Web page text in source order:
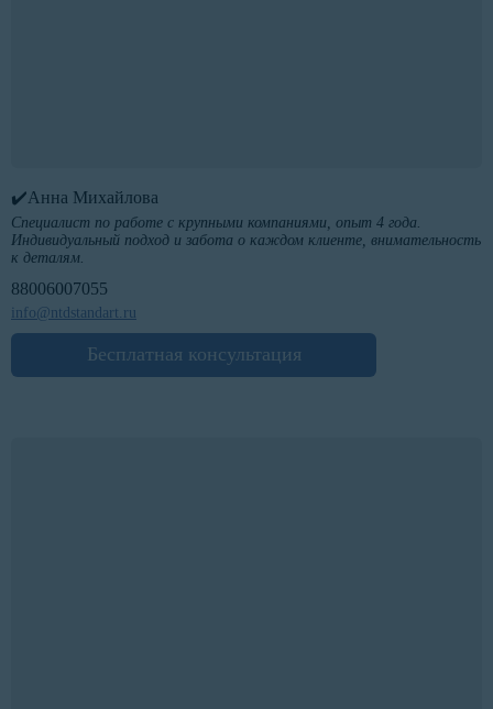
✔️Анна Михайлова
Специалист по работе с крупными компаниями, опыт 4 года.
Индивидуальный подход и забота о каждом клиенте, внимательность
к деталям.
88006007055
info@ntdstandart.ru
Бесплатная консультация